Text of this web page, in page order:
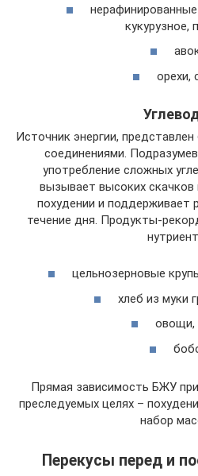
кукурузное,
орехи,
Источник энергии,
соединениями.
употребление сложных
вызывает высоких скачков
похудении и поддерживает
течение дня. Продукты-
цельнозерновые
хлеб из муки
овощи,
Прямая зависимость БЖУ
преследуемых целях –
набор
Перекусы перед и